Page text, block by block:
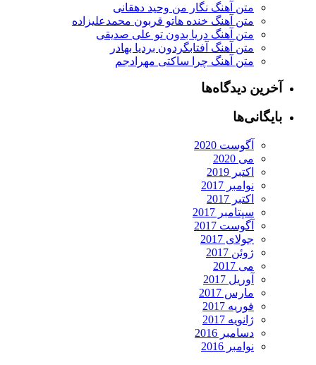
متن آهنگ نگار من وحید دهقانی
متن آهنگ خنده هاتو قربون محمدعلیزاده
متن آهنگ دریا بدون تو علی صدیقی
متن آهنگ آفتابگردون بردیا بهادر
متن آهنگ چرا ساکتی مهرادجم
آخرین دیدگاه‌ها
بایگانی‌ها
آگوست 2020
می 2020
اکتبر 2019
نوامبر 2017
اکتبر 2017
سپتامبر 2017
آگوست 2017
جولای 2017
ژوئن 2017
می 2017
آوریل 2017
مارس 2017
فوریه 2017
ژانویه 2017
دسامبر 2016
نوامبر 2016